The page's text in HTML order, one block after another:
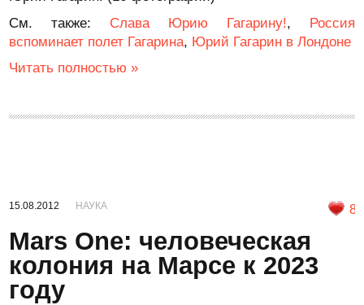
См. также: Слава Юрию Гагарину!, Россия
вспоминает полет Гагарина, Юрий Гагарин в Лондоне
Читать полностью »
15.08.2012 НАУКА 8
Mars One: человеческая
колония на Марсе к 2023
году